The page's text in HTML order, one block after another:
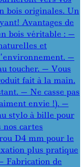
bois originales. Un
Avantages de
bois véritable : —
et
—
toucher. — Vous
fait à la main.
— Ne casse pas
envie !). —
stylo à bille pour
nos cartes
D4 mm pour le
plus pratique
Fabrication de